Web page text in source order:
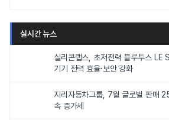
실시간 뉴스
실리콘랩스, 초저전력 블루투스 LE
기기 전력 효율·보안 강화
지리자동차그룹, 7월 글로벌 판매
속 증가세